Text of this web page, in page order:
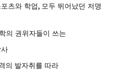
포츠와 학업, 모두 뛰어났던 저명
의 권위자들이 쓰는
의 발자취를 따라